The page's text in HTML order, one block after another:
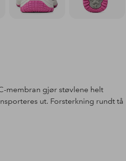
membran gjør støvlene helt
ut. Forsterkning rundt tå